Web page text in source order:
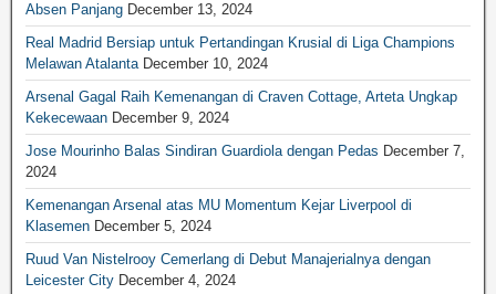
Absen Panjang December 13, 2024
Real Madrid Bersiap untuk Pertandingan Krusial di Liga Champions
Melawan Atalanta December 10, 2024
Arsenal Gagal Raih Kemenangan di Craven Cottage, Arteta Ungkap
Kekecewaan December 9, 2024
Jose Mourinho Balas Sindiran Guardiola dengan Pedas December 7,
2024
Kemenangan Arsenal atas MU Momentum Kejar Liverpool di
Klasemen December 5, 2024
Ruud Van Nistelrooy Cemerlang di Debut Manajerialnya dengan
Leicester City December 4, 2024